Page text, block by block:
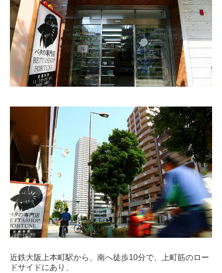
近鉄大阪上本町駅から、南へ徒歩10分で、上町筋のロー
ドサイドにあり、